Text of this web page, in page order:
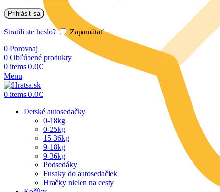
Prihlásiť sa
Stratili ste heslo?
Zapamätať
0 Porovnaj
0 Obľúbené produkty
0 items 0.0€
Menu
0 items 0.0€
Detské autosedačky
0-18kg
0-25kg
15-36kg
9-18kg
9-36kg
Podsedáky
Fusaky do autosedačiek
Hračky nielen na cesty